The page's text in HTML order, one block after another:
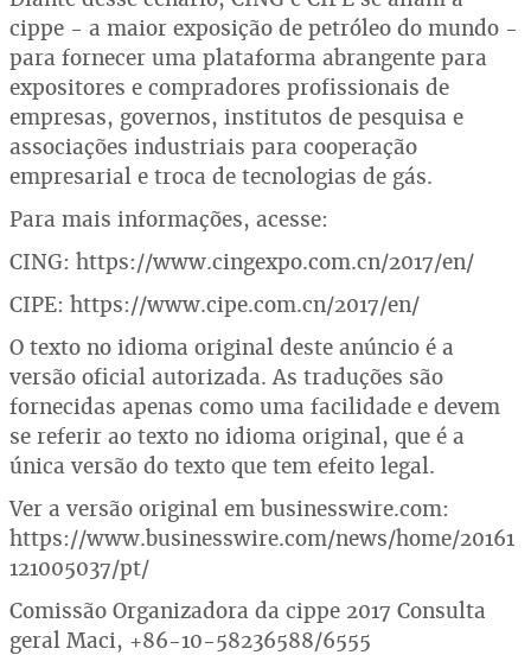
cippe - a maior exposição de petróleo do mundo -
para fornecer uma plataforma abrangente para
expositores e compradores profissionais de
empresas, governos, institutos de pesquisa e
associações industriais para cooperação
empresarial e troca de tecnologias de gás.
Para mais informações, acesse:
CING: https://www.cingexpo.com.cn/2017/en/
CIPE: https://www.cipe.com.cn/2017/en/
O texto no idioma original deste anúncio é a
versão oficial autorizada. As traduções são
fornecidas apenas como uma facilidade e devem
se referir ao texto no idioma original, que é a
única versão do texto que tem efeito legal.
Ver a versão original em businesswire.com:
https://www.businesswire.com/news/home/20161
121005037/pt/
Comissão Organizadora da cippe 2017 Consulta
geral Maci, +86-10-58236588/6555